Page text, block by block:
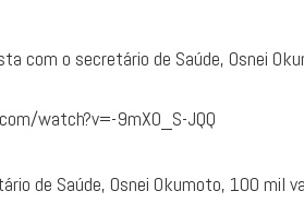
com o secretário de Saúde, Osnei
watch?v=-9mX0_S-JQQ
de Saúde, Osnei Okumoto, 100 mil